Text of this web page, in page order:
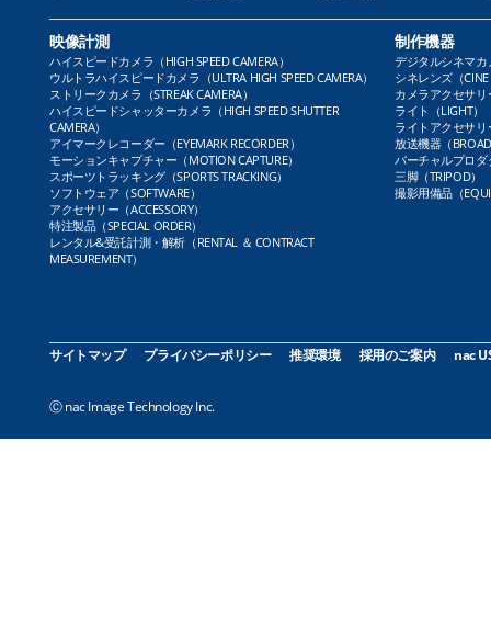
映像計測
ハイスピードカメラ（HIGH SPEED CAMERA）
ウルトラハイスピードカメラ（ULTRA HIGH SPEED CAMERA）
ストリークカメラ（STREAK CAMERA）
ハイスピードシャッターカメラ（HIGH SPEED SHUTTER
CAMERA）
アイマークレコーダー（EYEMARK RECORDER）
モーションキャプチャー（MOTION CAPTURE）
スポーツトラッキング（SPORTS TRACKING）
ソフトウェア（SOFTWARE）
アクセサリー（ACCESSORY）
特注製品（SPECIAL ORDER）
レンタル&受託計測・解析（RENTAL ＆ CONTRACT
MEASUREMENT）
制作機器
デジタルシネマカ
シネレンズ（CINE
カメラアクセサリ
ライト（LIGHT）
ライトアクセサリ
放送機器（
バーチャルプロダ
三脚（TRIPOD）
撮影用備品（
サイトマップ プライバシーポリシー 推奨環境 採用のご案内 nac
Ⓒ nac Image Technology Inc.